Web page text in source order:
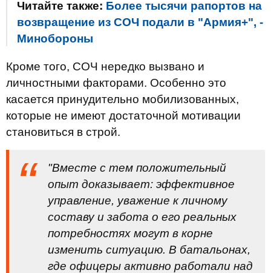
Читайте также: Более тысячи рапортов на
возвращение из СОЧ подали в "Армия+", -
Минобороны
Кроме того, СОЧ нередко вызвано и
личностными факторами. Особенно это
касается принудительно мобилизованных,
которые не имеют достаточной мотивации
становиться в строй.
"Вместе с тем положительный
опыт доказывает: эффективное
управление, уважение к личному
составу и забота о его реальных
потребностях могут в корне
изменить ситуацию. В батальонах,
где офицеры активно работали над